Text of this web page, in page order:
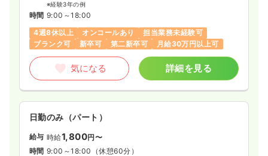
※経験3年の例
時間 9:00～18:00
4週8休以上
オンコールあり
担当業務未経験可
ブランク可
新卒可 第二新卒可 月給30万円以上可
気になる 詳細を見る
日勤のみ（パート）
給与 時給1,800円〜
時間 9:00～18:00 （休憩60分）